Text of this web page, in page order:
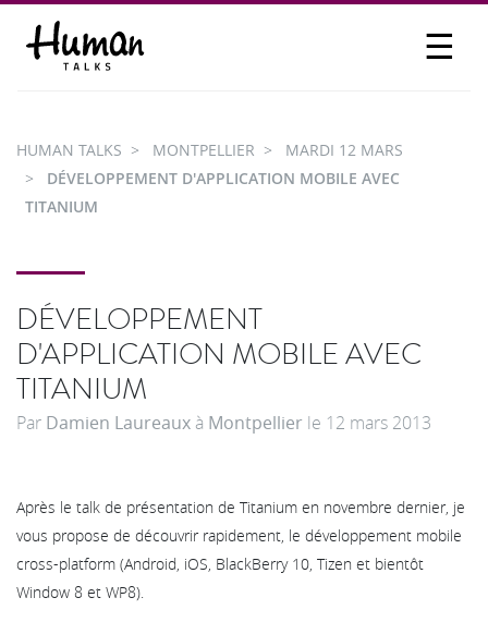
☰
PARTICIPER
HUMAN TALKS MONTPELLIER
MARDI 12 MARS
DÉVELOPPEMENT D'APPLICATION MOBILE AVEC
TITANIUM
DÉVELOPPEMENT
D'APPLICATION MOBILE AVEC
TITANIUM
Par Damien Laureaux à Montpellier le 12 mars 2013
Après le talk de présentation de Titanium en novembre dernier, je
vous propose de découvrir rapidement, le développement mobile
cross-platform (Android, iOS, BlackBerry 10, Tizen et bientôt
Window 8 et WP8).